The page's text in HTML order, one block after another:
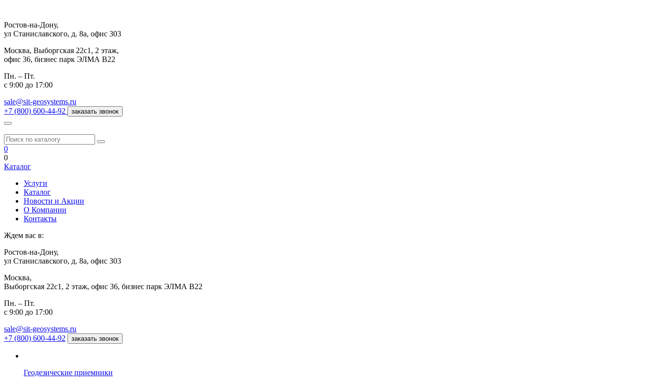
Ростов-на-Дону,
ул Станиславского, д. 8а, офис 303
Москва, Выборгская 22с1, 2 этаж,
офис 36, бизнес парк ЭЛМА В22
Пн. – Пт.
с 9:00 до 17:00
sale@sit-geosystems.ru
+7 (800) 600-44-92
заказать звонок
0
0
Каталог
Услуги
Каталог
Новости и Акции
О Компании
Контакты
Ждем вас в:
Ростов-на-Дону,
ул Станиславского, д. 8а, офис 303
Москва,
Выборгская 22с1, 2 этаж, офис 36, бизнес парк ЭЛМА В22
Пн. – Пт.
с 9:00 до 17:00
sale@sit-geosystems.ru
+7 (800) 600-44-92
заказать звонок
Геодезические приемники